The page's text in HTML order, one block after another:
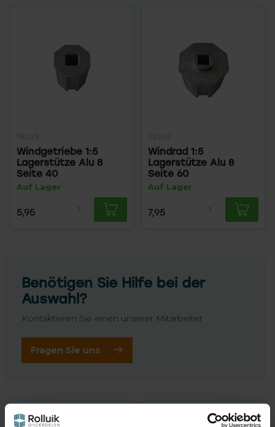
SELVE
Windgetriebe 1:5
Lagerstütze Alu 8
Seite 40
Auf Lager
5,95
SELVE
Windrad 1:5
Lagerstütze Alu 8
Seite 60
Auf Lager
7,95
Benötigen Sie Hilfe bei der
Auswahl?
Kontaktieren Sie einen unserer Mitarbeiter
Fragen Sie uns